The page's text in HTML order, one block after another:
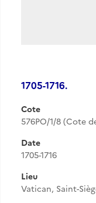
1705-1716.
Cote
576PO/1/8 (Cote
Date
1705-1716
Lieu
Vatican, Saint-